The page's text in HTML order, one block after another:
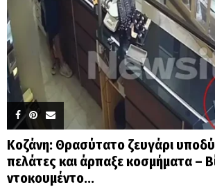
Κοζάνη: Θρασύτατο ζευγάρι
πελάτες και άρπαξε κοσμήματα –
ντοκουμέντο...